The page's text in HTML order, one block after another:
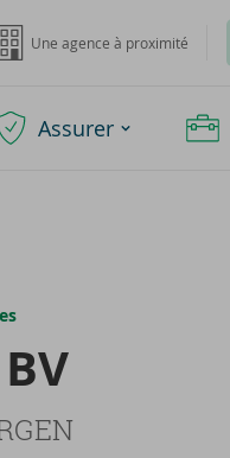
Une agence à proximité
Assurer